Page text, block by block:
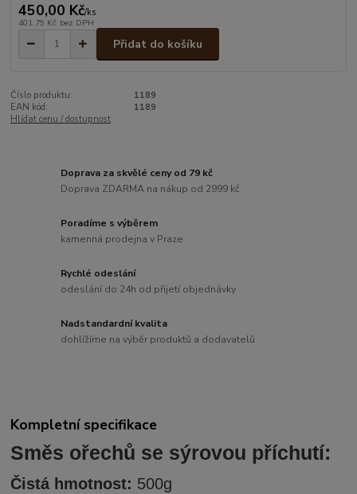
450,00 Kč/ks
401,79 Kč bez DPH
Přidat do košíku
Číslo produktu:
1189
EAN kód:
1189
Hlídat cenu / dostupnost
Doprava za skvělé ceny od 79 kč
Doprava ZDARMA na nákup od 2999 kč
Poradíme s výběrem
kamenná prodejna v Praze
Rychlé odeslání
odeslání do 24h od přijetí objednávky
Nadstandardní kvalita
dohlížíme na výběr produktů a dodavatelů
Kompletní specifikace
Směs ořechů se sýrovou příchutí:
Čistá hmotnost: 500g